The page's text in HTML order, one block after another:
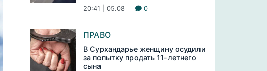
20:41 | 05.08 0
ПРАВО
В Сурхандарье женщину осудили
за попытку продать 11-летнего
сына